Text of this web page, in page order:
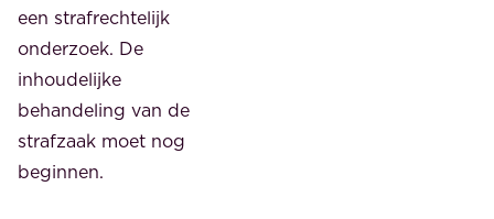
een strafrechtelijk
onderzoek. De
inhoudelijke
behandeling van de
strafzaak moet nog
beginnen.